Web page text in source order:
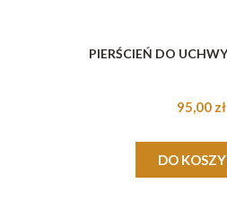
PIERŚCIEŃ DO
95,00 zł
DO